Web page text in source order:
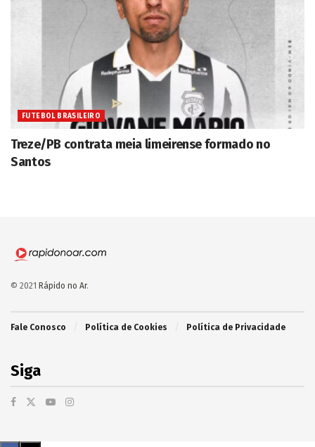
FUTEBOL BRASILEIRO
Treze/PB contrata meia limeirense formado no
Santos
© 2021 Rápido no Ar.
Fale Conosco Política de Cookies Política de Privacidade
Siga